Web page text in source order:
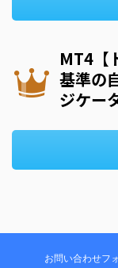
MT4【
基準の
ジケー
お問い合わせフ